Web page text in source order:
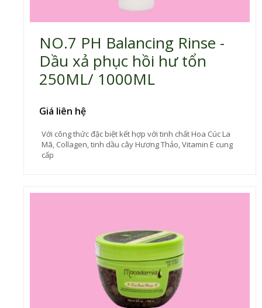
NO.7 PH Balancing Rinse -
Dầu xả phục hồi hư tổn
250ML/ 1000ML
Giá liên hệ
Với công thức đặc biệt kết hợp với tinh chất Hoa Cúc La
Mã, Collagen, tinh dầu cây Hương Thảo, Vitamin E cung
cấp